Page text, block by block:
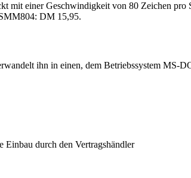
einer Geschwindigkeit von 80 Zeichen
DM 15,95.
ihn in einen, dem Betriebssystem
durch den Vertragshändler